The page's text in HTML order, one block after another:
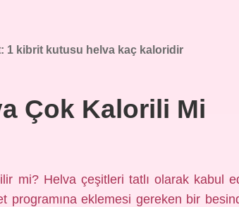
1 kibrit kutusu helva kaç kaloridir
Çok Kalorili Mi
mi? Helva çeşitleri tatlı olarak kabul
programına eklemesi gereken bir